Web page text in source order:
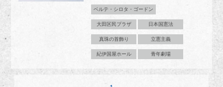
ベルテ・シロタ・ゴードン
大田区民プラザ 日本国憲法
真珠の首飾り 立憲主義
紀伊国屋ホール 青年劇場